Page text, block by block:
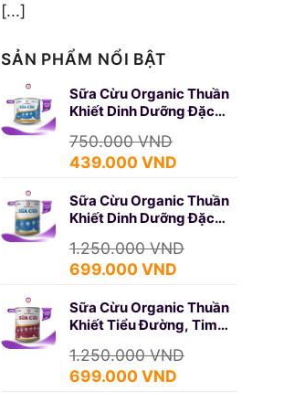
[...]
SẢN PHẨM NỔI BẬT
Sữa Cừu Organic Thuần
Khiết Dinh Dưỡng Đặc
750.000VND
Giá
là:
750.000 VND.
439.000 VND
tại
là:
439.000 VND.
Sữa Cừu Organic Thuần
Khiết Dinh Dưỡng Đặc
1.250.000VND
Giá
là:
1.250.000 VND.
699.000 VND
tại
là:
699.000 VND.
Sữa Cừu Organic Thuần
Khiết Tiểu Đường, Tim
1.250.000VND
Giá
699.000 VND